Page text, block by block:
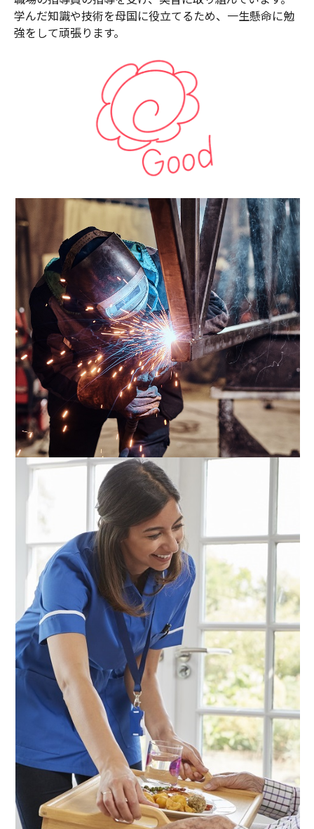
学んだ知識や技術を母国に役立てるため、一生懸命に勉
強をして頑張ります。